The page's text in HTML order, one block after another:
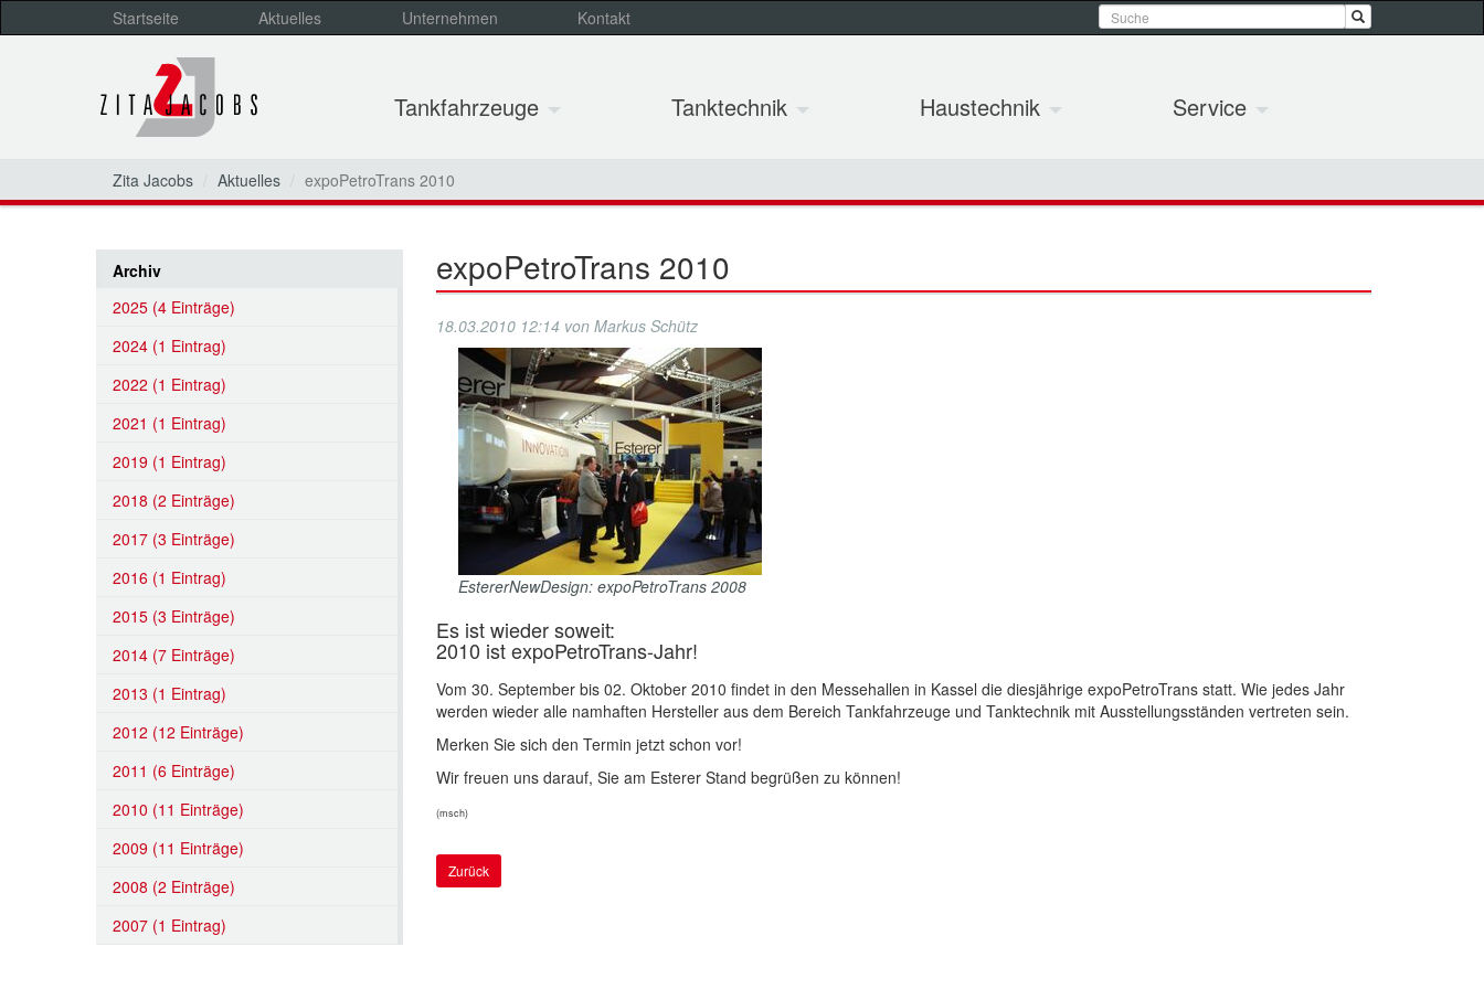
Startseite Aktuelles Unternehmen Kontakt
Tankfahrzeuge Tanktechnik Haustechnik Service
Zita Jacobs Aktuelles expoPetroTrans 2010
Archiv
2025 (4 Einträge)
2024 (1 Eintrag)
2022 (1 Eintrag)
2021 (1 Eintrag)
2019 (1 Eintrag)
2018 (2 Einträge)
2017 (3 Einträge)
2016 (1 Eintrag)
2015 (3 Einträge)
2014 (7 Einträge)
2013 (1 Eintrag)
2012 (12 Einträge)
2011 (6 Einträge)
2010 (11 Einträge)
2009 (11 Einträge)
2008 (2 Einträge)
2007 (1 Eintrag)
expoPetroTrans 2010
18.03.2010 12:14 von Markus Schütz
EstererNewDesign: expoPetroTrans 2008
Es ist wieder soweit:
2010 ist expoPetroTrans-Jahr!
Vom 30. September bis 02. Oktober 2010 findet in den Messehallen in Kassel die diesjährige expoPetroTrans statt. Wie jedes Jahr
werden wieder alle namhaften Hersteller aus dem Bereich Tankfahrzeuge und Tanktechnik mit Ausstellungsständen vertreten sein.
Merken Sie sich den Termin jetzt schon vor!
Wir freuen uns darauf, Sie am Esterer Stand begrüßen zu können!
(msch)
Zurück